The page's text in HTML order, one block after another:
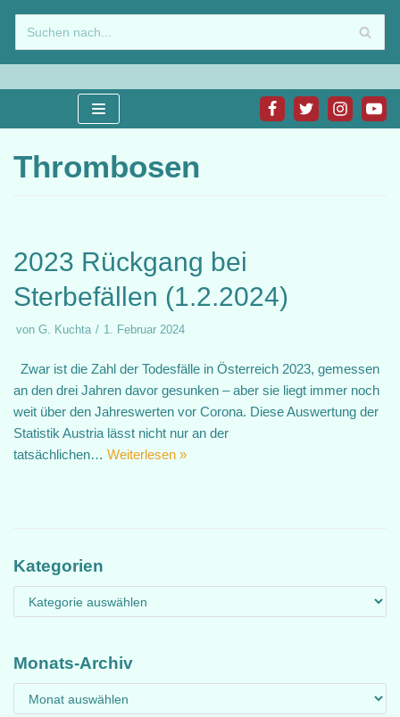
Zum
Inhalt
springen
Thrombosen
2023 Rückgang bei
Sterbefällen (1.2.2024)
von G. Kuchta 1. Februar 2024
Zwar ist die Zahl der Todesfälle in Österreich 2023, gemessen
an den drei Jahren davor gesunken – aber sie liegt immer noch
weit über den Jahreswerten vor Corona. Diese Auswertung der
Statistik Austria lässt nicht nur an der
tatsächlichen… Weiterlesen »
Kategorien
Monats-Archiv